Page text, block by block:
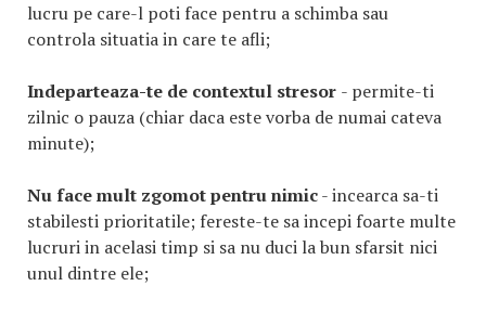
lucru pe care-l poti face pentru a schimba sau
controla situatia in care te afli;
Indeparteaza-te de contextul stresor - permite-ti
zilnic o pauza (chiar daca este vorba de numai cateva
minute);
Nu face mult zgomot pentru nimic- incearca sa-ti
stabilesti prioritatile; fereste-te sa incepi foarte multe
lucruri in acelasi timp si sa nu duci la bun sfarsit nici
unul dintre ele;